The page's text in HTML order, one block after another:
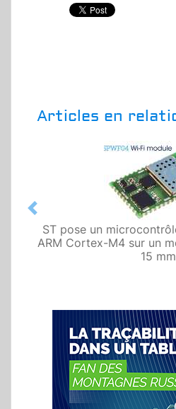
Articles en
ST pose un
ARM Cortex-M4 sur un
15 mm
Previous